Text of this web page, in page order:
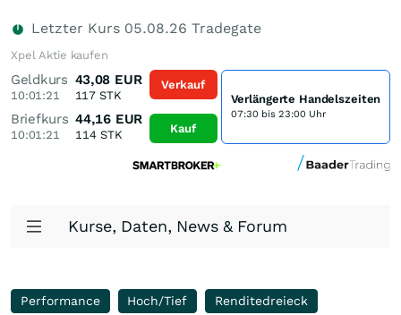
Letzter Kurs 05.08.26 Tradegate
Xpel Aktie kaufen
Geldkurs
10:01:21
43,08 EUR
117 STK
Briefkurs
10:01:21
44,16 EUR
114STK
Verkauf
Kauf
Verlängerte Handelszeiten
07:30 bis 23:00 Uhr
Kurse, Daten, News & Forum
Performance Hoch/Tief
Renditedreieck